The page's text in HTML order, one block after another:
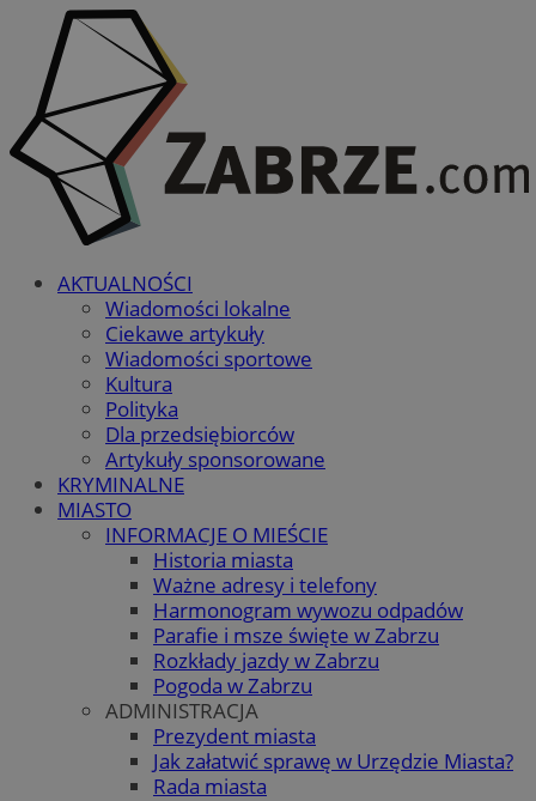
AKTUALNOŚCI
Wiadomości lokalne
Ciekawe artykuły
Wiadomości sportowe
Kultura
Polityka
Dla przedsiębiorców
Artykuły sponsorowane
KRYMINALNE
MIASTO
INFORMACJE O MIEŚCIE
Historia miasta
Ważne adresy i telefony
Harmonogram wywozu odpadów
Parafie i msze święte w Zabrzu
Rozkłady jazdy w Zabrzu
Pogoda w Zabrzu
ADMINISTRACJA
Prezydent miasta
Jak załatwić sprawę w Urzędzie Miasta?
Rada miasta